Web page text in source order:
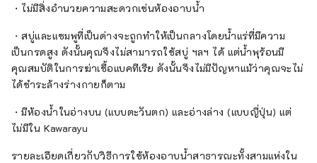
・ไม่มีสิ่งอำนวยความสะดวกเช่นห้องอาบน้ำ
・สบู่และแชมพูที่เป็นด่างจะถูกทำให้เป็นกลางโดยน้ำแร่ที่มีความ
เป็นกรดสูง ดังนั้นคุณจึงไม่สามารถใช้สบู่ ฯลฯ ได้ แต่น้ำพุร้อนมี
คุณสมบัติในการฆ่าเชื้อแบคทีเรีย ดังนั้นจึงไม่มีปัญหาแม้ว่าคุณจะไม่
ได้ชำระล้างร่างกายก็ตาม
・มีห้องน้ำในอ่างบน (แบบตะวันตก) และอ่างล่าง (แบบญี่ปุ่น) แต่
ไม่มีใน Kawarayu
รายละเอียดเกี่ยวกับวิธีการใช้ห้องอาบน้ำสาธารณะทั้งสามแห่งใน